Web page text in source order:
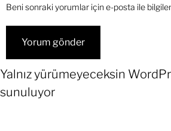
Beni sonraki yorumlar için e-posta ile
Yalnız yürümeyeceksin
sunuluyor